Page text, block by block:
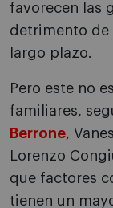
favorecen las
detrimento de
largo plazo.
Pero este no
familiares,
Berrone,
Lorenzo
que factores
tienen un